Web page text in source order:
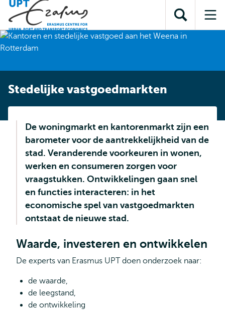
inhoud
gaan
gaan
Direct naar
subnavigatieToon
zoekveld
Stedelijke vastgoedmarkten
De woningmarkt en kantorenmarkt zijn een
barometer voor de aantrekkelijkheid van de
stad. Veranderende voorkeuren in wonen,
werken en consumeren zorgen voor
vraagstukken. Ontwikkelingen gaan snel
en functies interacteren: in het
economische spel van vastgoedmarkten
ontstaat de nieuwe stad.
Waarde, investeren en ontwikkelen
De experts van Erasmus UPT doen onderzoek naar:
de waarde,
de leegstand,
de ontwikkeling